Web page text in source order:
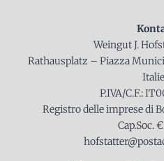
Weingut J.
Rathausplatz – Piazza
P.IVA/C.F.:
Registro delle imprese di
Cap.Soc.